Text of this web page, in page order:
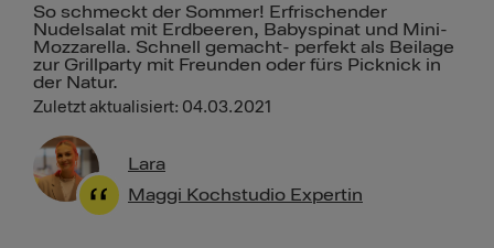
So schmeckt der Sommer! Erfrischender
Nudelsalat mit Erdbeeren, Babyspinat und Mini-
Mozzarella. Schnell gemacht- perfekt als Beilage
zur Grillparty mit Freunden oder fürs Picknick in
der Natur.
Zuletzt aktualisiert: 04.03.2021
Lara
Maggi Kochstudio Expertin